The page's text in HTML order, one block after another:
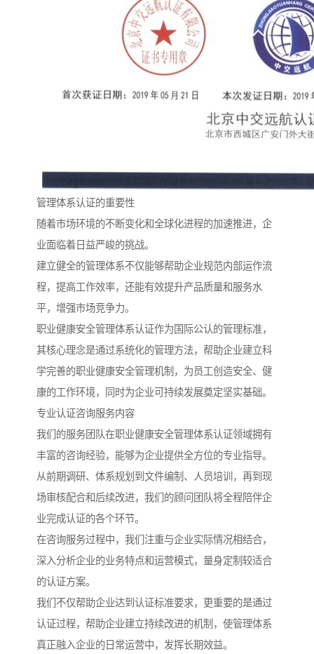
管理体系认证的重要性
随着市场环境的不断变化和全球化进程的加速推进，企
业面临着日益严峻的挑战。
建立健全的管理体系不仅能够帮助企业规范内部运作流
程，提高工作效率，还能有效提升产品质量和服务水
平，增强市场竞争力。
职业健康安全管理体系认证作为国际公认的管理标准，
其核心理念是通过系统化的管理方法，帮助企业建立科
学完善的职业健康安全管理机制，为员工创造安全、健
康的工作环境，同时为企业可持续发展奠定坚实基础。
专业认证咨询服务内容
我们的服务团队在职业健康安全管理体系认证领域拥有
丰富的咨询经验，能够为企业提供全方位的专业指导。
从前期调研、体系规划到文件编制、人员培训，再到现
场审核配合和后续改进，我们的顾问团队将全程陪伴企
业完成认证的各个环节。
在咨询服务过程中，我们注重与企业实际情况相结合，
深入分析企业的业务特点和运营模式，量身定制较适合
的认证方案。
我们不仅帮助企业达到认证标准要求，更重要的是通过
认证过程，帮助企业建立持续改进的机制，使管理体系
真正融入企业的日常运营中，发挥长期效益。